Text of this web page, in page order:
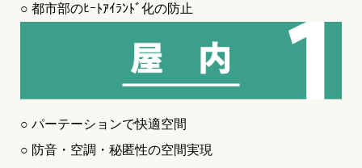
○ 都市部のﾋｰﾄｱｲﾗﾝﾄﾞ化の防止
○ パーテーションで快適空間
○ 防音・空調・秘匿性の空間実現